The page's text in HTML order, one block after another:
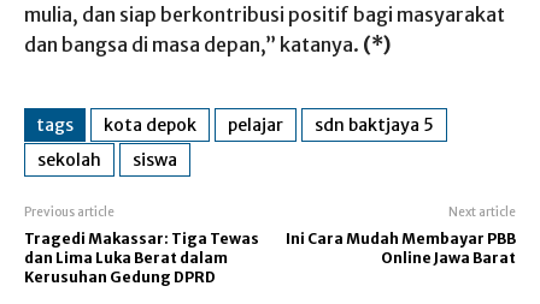
mulia, dan siap berkontribusi positif bagi masyarakat
dan bangsa di masa depan,” katanya. (*)
tags kota depok pelajar
sdn baktjaya 5
sekolah
siswa
Previous article
Tragedi Makassar: Tiga Tewas
dan Lima Luka Berat dalam
Kerusuhan Gedung DPRD
Next article
Ini Cara Mudah Membayar PBB
Online Jawa Barat